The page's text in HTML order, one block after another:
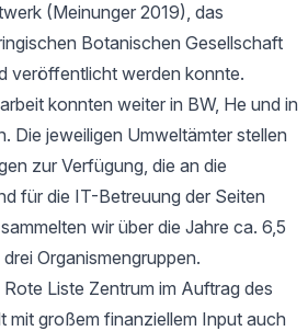
(Meinunger 2019), das
Botanischen Gesellschaft
veröffentlicht werden konnte.
konnten weiter in BW, He und in
Die jeweiligen Umweltämter stellen
zur Verfügung, die an die
für die IT-Betreuung der Seiten
wir über die Jahre ca. 6,5
Organismengruppen.
Liste Zentrum im Auftrag des
mit großem finanziellem Input auch